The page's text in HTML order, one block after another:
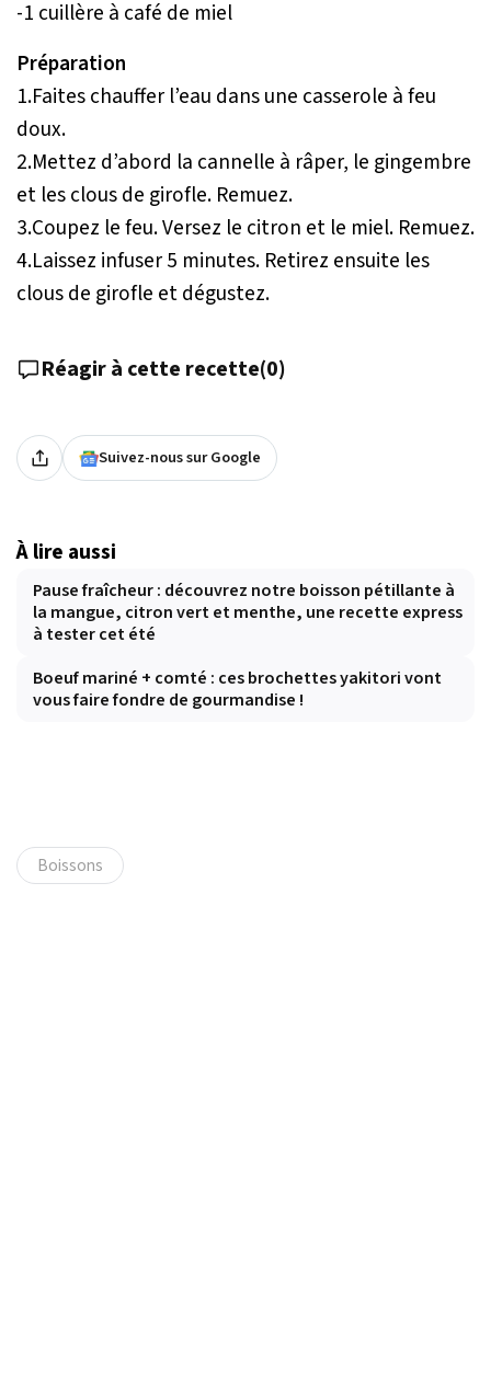
-1 cuillère à café de miel
Préparation
1.Faites chauffer l’eau dans une casserole à feu
doux.
2.Mettez d’abord la cannelle à râper, le gingembre
et les clous de girofle. Remuez.
3.Coupez le feu. Versez le citron et le miel. Remuez.
4.Laissez infuser 5 minutes. Retirez ensuite les
clous de girofle et dégustez.
Réagir à cette recette(0)
Suivez-nous sur Google
À lire aussi
Pause fraîcheur : découvrez notre boisson pétillante à
la mangue, citron vert et menthe, une recette express
à tester cet été
Boeuf mariné + comté : ces brochettes yakitori vont
vous faire fondre de gourmandise !
Boissons